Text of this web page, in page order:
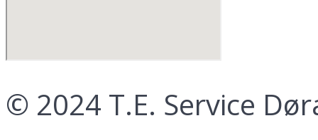
© 2024 T.E. Service